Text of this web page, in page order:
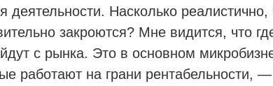
деятельности. Насколько реалистично,
закроются? Мне видится, что
с рынка. Это в основном
работают на грани рентабельности,